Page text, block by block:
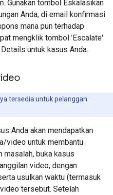
Gunakan tombol Eskalasikan
Anda, di email konfirmasi
mana pun terhadap
mengklik tombol 'Escalate'
untuk kasus Anda.
tersedia untuk pelanggan
Anda akan mendapatkan
video untuk membantu
masalah, buka kasus
video, dengan
usulkan waktu (termasuk
tersebut. Setelah